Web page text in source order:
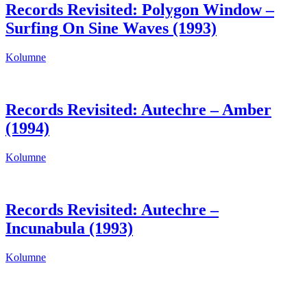
Records Revisited: Polygon Window –
Surfing On Sine Waves (1993)
Kolumne
Records Revisited: Autechre – Amber
(1994)
Kolumne
Records Revisited: Autechre –
Incunabula (1993)
Kolumne